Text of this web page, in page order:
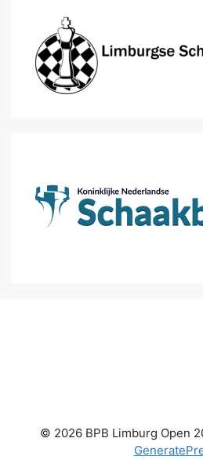
© 2026 BPB Limburg Open